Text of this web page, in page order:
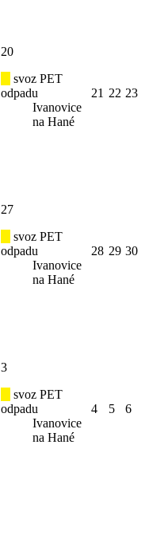
20
svoz PET
odpadu
Ivanovice
na Hané
21 22 23
27
svoz PET
odpadu
Ivanovice
na Hané
28 29 30
3
svoz PET
odpadu
Ivanovice
na Hané
4 5 6